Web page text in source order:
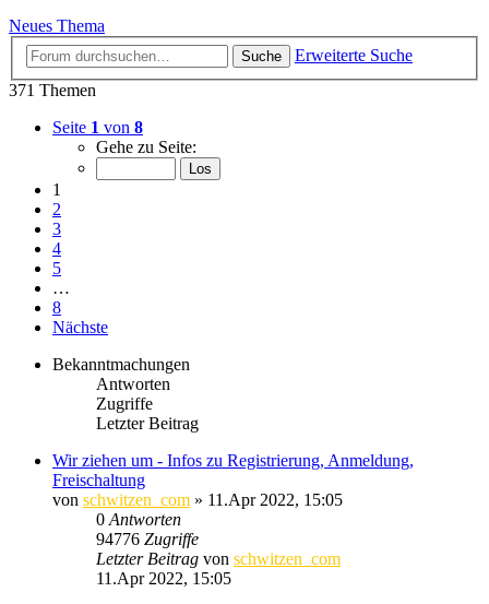
Neues Thema
Suche
Erweiterte Suche
371 Themen
Seite 1 von 8
Gehe zu Seite:
1
2
3
4
5
…
8
Nächste
Bekanntmachungen
Antworten
Zugriffe
Letzter Beitrag
Wir ziehen um - Infos zu Registrierung, Anmeldung,
Freischaltung
von schwitzen_com » 11.Apr 2022, 15:05
0 Antworten
94776 Zugriffe
Letzter Beitrag von schwitzen_com
11.Apr 2022, 15:05